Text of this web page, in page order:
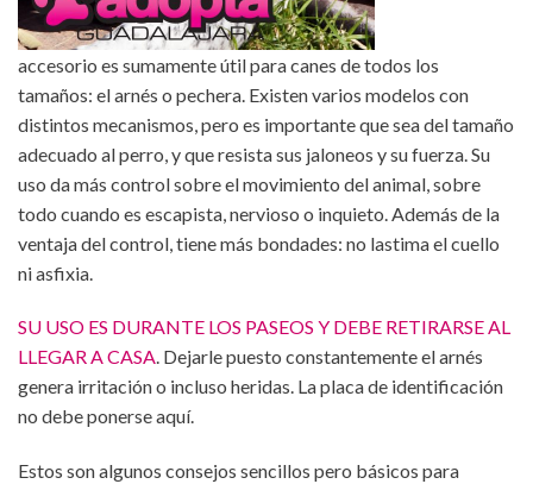
accesorio es sumamente útil para canes de todos los
tamaños: el arnés o pechera. Existen varios modelos con
distintos mecanismos, pero es importante que sea del tamaño
adecuado al perro, y que resista sus jaloneos y su fuerza. Su
uso da más control sobre el movimiento del animal, sobre
todo cuando es escapista, nervioso o inquieto. Además de la
ventaja del control, tiene más bondades: no lastima el cuello
ni asfixia.
SU USO ES DURANTE LOS PASEOS Y DEBE RETIRARSE AL
LLEGAR A CASA. Dejarle puesto constantemente el arnés
genera irritación o incluso heridas. La placa de identificación
no debe ponerse aquí.
Estos son algunos consejos sencillos pero básicos para